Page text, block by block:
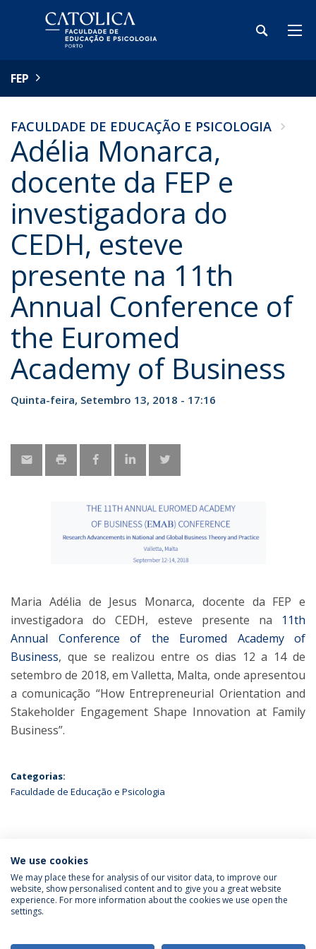
FEP
FACULDADE DE EDUCAÇÃO E PSICOLOGIA
Adélia Monarca,
docente da FEP e
investigadora do
CEDH, esteve
presente na 11th
Annual Conference of
the Euromed
Academy of Business
Quinta-feira, Setembro 13, 2018 - 17:16
Maria Adélia de Jesus Monarca, docente da FEP e
investigadora do CEDH, esteve presente na 11th
Annual Conference of the Euromed Academy of
Business, que se realizou entre os dias 12 a 14 de
setembro de 2018, em Valletta, Malta, onde apresentou
a comunicação “How Entrepreneurial Orientation and
Stakeholder Engagement Shape Innovation at Family
Business”.
Categorias:
Faculdade de Educação e Psicologia
ÚLTIMAS NOTÍCIAS
Política de Privacidade
Termos & Condições
We use cookies
We may place these for analysis of our visitor data, to improve our
website, show personalised content and to give you a great website
experience. For more information about the cookies we use open the
settings.